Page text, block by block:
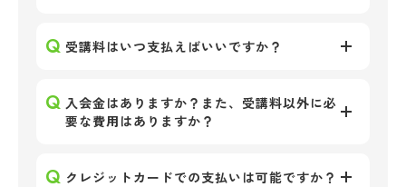
受講料はいつ支払えばいいですか？
入会金はありますか？また、受講料以外に必
要な費用はありますか？
クレジットカードでの支払いは可能ですか？